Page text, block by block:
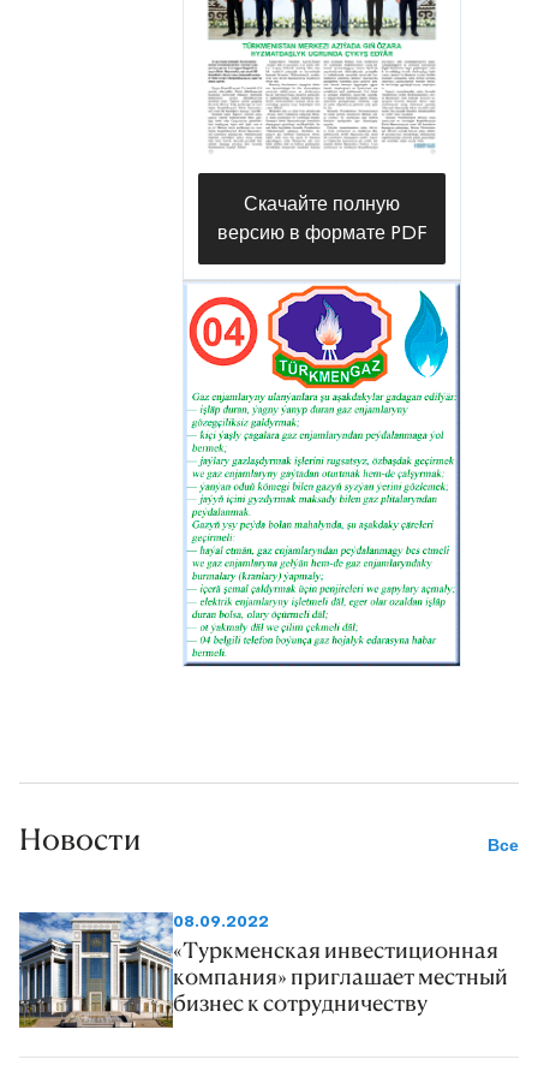
gözellik goşdy. Baş arçanyň
golaýyndaky meýdançada
ýaýbaňlandyrylan ertekiler dünýäsiniň
şäherjigi täze ýyl dabaralaryna mahsus
baýramçylyk keşbini emele getirdi. Şol
gün şaýollaryň we köçeleriň
ugrundaky, myhmanhanalaryň, ýaşaýyş
jaýlarynyň we beýleki binalaryň
golaýyndaky baglarda gurnalan çyralar
dürli reňkler bilen şöhle saçyp, abadan
şäheriň baýramçylyk ruhunyň üstüni
ýetirdi.
Скачайте полную
версию в формате PDF
Новости Все
08.09.2022
«Туркменская инвестиционная
компания» приглашает местный
бизнес к сотрудничеству